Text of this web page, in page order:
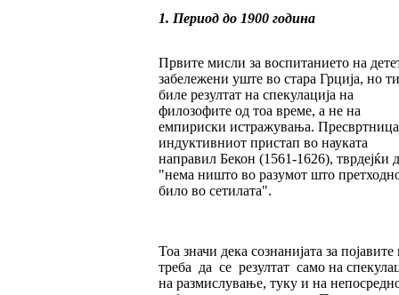
1. Период до 1900 година
Првите мисли за воспитанието на
забележени уште во стара Грција, но
биле резултат на спекулација на
филозофите од тоа време, а не на
емпириски истражувања.
индуктивниот пристап во науката
направил Бекон (1561-1626), тврдејќи
"нема ништо во разумот што
било во сетилата".
Тоа значи дека сознанијата за појавите
треба да се резултат само на
на размислување, туку и на